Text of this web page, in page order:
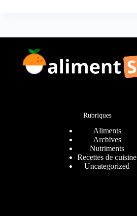
Rubriques
Aliments
Archives
Nutriments
Recettes de cuisine
Uncategorized